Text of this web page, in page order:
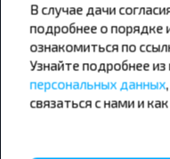
Минск - Могилёв
Минск - Пинск
Минск - Брест
Минск - Гомель
Минск - Бобруйск
В случае дачи
подробнее о порядке
ознакомиться по
Узнайте подробнее
персональных данных
связаться с нами и